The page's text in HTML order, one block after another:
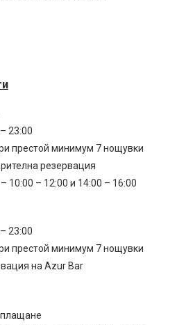
23:00
престой минимум 7 нощувки
резервация
10:00 – 12:00 и 14:00 – 16:00
23:00
престой минимум 7 нощувки
на Azur Bar